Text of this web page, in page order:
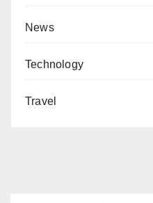
News
Technology
Travel